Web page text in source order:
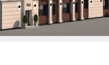
блюд, салатов,
закусок и
напитков,